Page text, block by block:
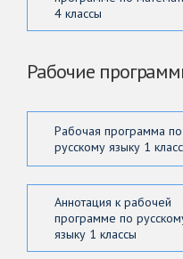
4 классы
Рабочие
Рабочая программа по
русскому языку 1
Аннотация к рабочей
программе по
языку 1 классы